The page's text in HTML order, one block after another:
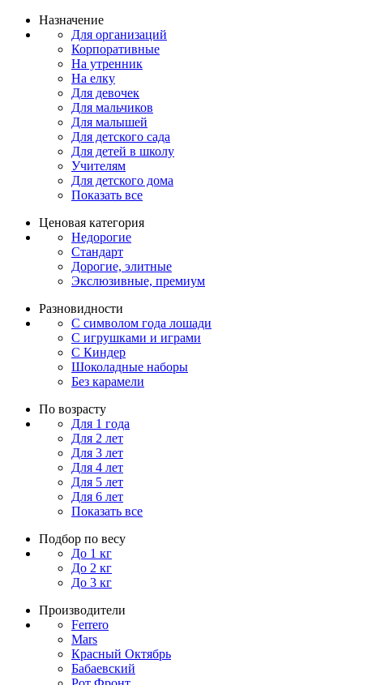
Назначение
Для организаций
Корпоративные
На утренник
На елку
Для девочек
Для мальчиков
Для малышей
Для детского сада
Для детей в школу
Учителям
Для детского дома
Показать все
Ценовая категория
Недорогие
Стандарт
Дорогие, элитные
Экслюзивные, премиум
Разновидности
С символом года лошади
С игрушками и играми
С Киндер
Шоколадные наборы
Без карамели
По возрасту
Для 1 года
Для 2 лет
Для 3 лет
Для 4 лет
Для 5 лет
Для 6 лет
Показать все
Подбор по весу
До 1 кг
До 2 кг
До 3 кг
Производители
Ferrero
Mars
Красный Октябрь
Бабаевский